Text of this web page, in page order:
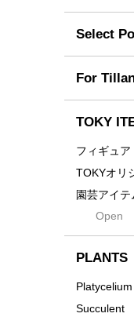
For
Former
Fused
Earth
emeth
Enhance
Grid
Innocence
Kodama
tamanhayat
TETSUYA
Scratch
Takehiro Ito
Yuya Iha
Select
For
TOKY
フィギュア
TOKYオリ
園芸アイテ
土・化粧石
インテリア
その他
Open
PLANTS
Platycelium
Succulent